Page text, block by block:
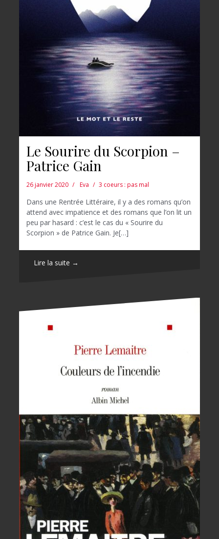
Le Sourire du Scorpion –
Patrice Gain
26 janvier 2020 Eva 3 coeurs : pas mal
Dans une Rentrée Littéraire, il y a des romans qu’on
attend avec impatience et des romans que l’on lit un
peu par hasard : c’est le cas du « Sourire du
Scorpion » de Patrice Gain. Je[…]
Lire la suite →